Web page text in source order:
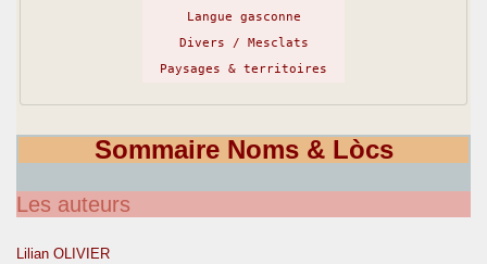
Langue gasconne
Divers / Mesclats
Paysages & territoires
Sommaire Noms & Lòcs
Les auteurs
Lilian OLIVIER